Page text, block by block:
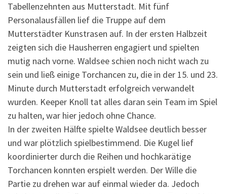
Tabellenzehnten aus Mutterstadt. Mit fünf
Personalausfällen lief die Truppe auf dem
Mutterstädter Kunstrasen auf. In der ersten Halbzeit
zeigten sich die Hausherren engagiert und spielten
mutig nach vorne. Waldsee schien noch nicht wach zu
sein und ließ einige Torchancen zu, die in der 15. und 23.
Minute durch Mutterstadt erfolgreich verwandelt
wurden. Keeper Knoll tat alles daran sein Team im Spiel
zu halten, war hier jedoch ohne Chance.
In der zweiten Hälfte spielte Waldsee deutlich besser
und war plötzlich spielbestimmend. Die Kugel lief
koordinierter durch die Reihen und hochkarätige
Torchancen konnten erspielt werden. Der Wille die
Partie zu drehen war auf einmal wieder da. Jedoch